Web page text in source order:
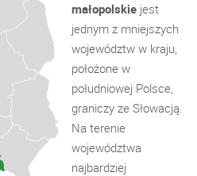
małopolskie jest
jednym z mniejszych
województw w kraju,
położone w
południowej Polsce,
graniczy ze Słowacją.
Na terenie
województwa
najbardziej